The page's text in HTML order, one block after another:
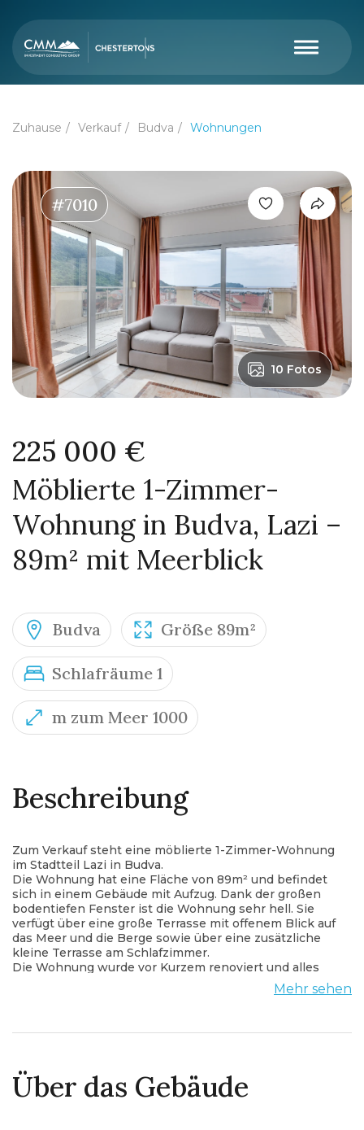
Zuhause Verkauf Budva Wohnungen
#7010
10 Fotos
225 000 €
Möblierte 1-Zimmer-
Wohnung in Budva, Lazi –
89m² mit Meerblick
Budva Größe 89m²
Schlafräume 1
m zum Meer 1000
Beschreibung
Zum Verkauf steht eine möblierte 1-Zimmer-Wohnung
im Stadtteil Lazi in Budva.
Die Wohnung hat eine Fläche von 89m² und befindet
sich in einem Gebäude mit Aufzug. Dank der großen
bodentiefen Fenster ist die Wohnung sehr hell. Sie
verfügt über eine große Terrasse mit offenem Blick auf
das Meer und die Berge sowie über eine zusätzliche
kleine Terrasse am Schlafzimmer.
Die Wohnung wurde vor Kurzem renoviert und alles
Mehr sehen
Über das Gebäude